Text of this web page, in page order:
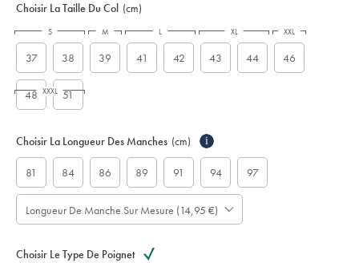
Choisir La Taille Du Col (cm)
37 38 39 41 42 43 44 46
48 51
S M L XL XXL
XXXL
Choisir La Longueur Des Manches (cm) i
81 84 86 89 91 94 97
Longueur De Manche Sur Mesure (14,95 €)
Choisir Le Type De Poignet